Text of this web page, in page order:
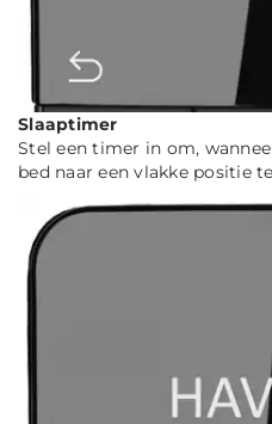
Slaaptimer
Stel een timer in om,
bed naar een vlakke positie